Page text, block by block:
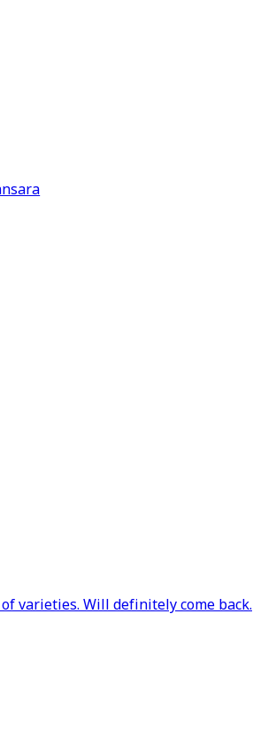
varieties. Will definitely come back.